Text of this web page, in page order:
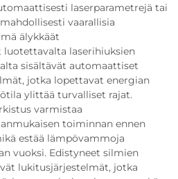
laserparametrejä tai
vaarallisia
älykkäät
laserihiuksien
sisältävät automaattiset
jotka lopettavat energian
ylittää turvalliset rajat.
varmistaa
toiminnan ennen
estää lämpövammoja
vuoksi. Edistyneet silmien
lukitusjärjestelmät, jotka